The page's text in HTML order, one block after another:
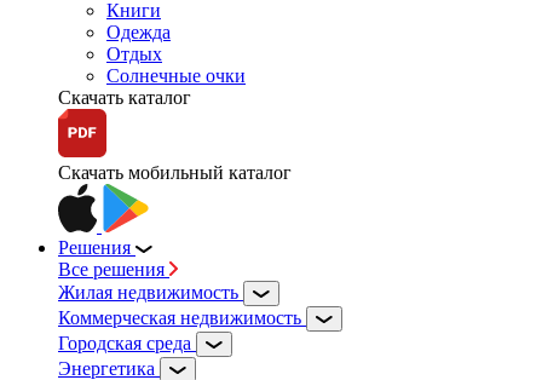
Книги
Одежда
Отдых
Солнечные очки
Скачать каталог
Скачать мобильный каталог
Решения
Все решения
Жилая недвижимость
Коммерческая недвижимость
Городская среда
Энергетика